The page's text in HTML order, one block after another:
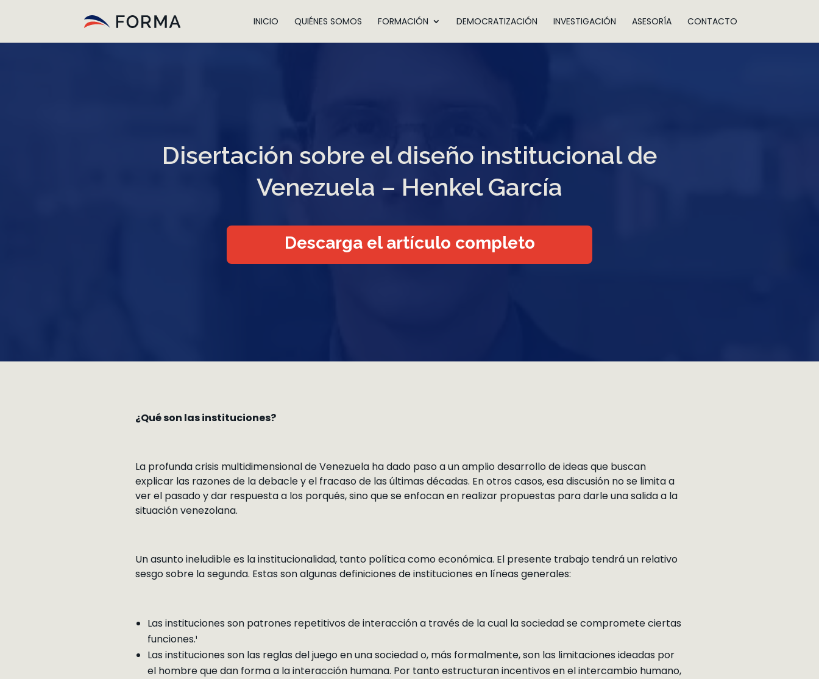
INICIO QUIÉNES SOMOS FORMACIÓN DEMOCRATIZACIÓN INVESTIGACIÓN ASESORÍA CONTACTO
Disertación sobre el diseño institucional de
Venezuela – Henkel García
Descarga el artículo completo
¿Qué son las instituciones?
La profunda crisis multidimensional de Venezuela ha dado paso a un amplio desarrollo de ideas que buscan
explicar las razones de la debacle y el fracaso de las últimas décadas. En otros casos, esa discusión no se limita a
ver el pasado y dar respuesta a los porqués, sino que se enfocan en realizar propuestas para darle una salida a la
situación venezolana.
Un asunto ineludible es la institucionalidad, tanto política como económica. El presente trabajo tendrá un relativo
sesgo sobre la segunda. Estas son algunas definiciones de instituciones en líneas generales:
Las instituciones son patrones repetitivos de interacción a través de la cual la sociedad se compromete ciertas
funciones.¹
Las instituciones son las reglas del juego en una sociedad o, más formalmente, son las limitaciones ideadas por
el hombre que dan forma a la interacción humana. Por tanto estructuran incentivos en el intercambio humano,